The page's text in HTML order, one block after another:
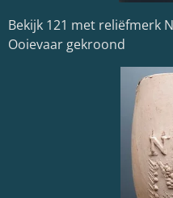
Bekijk 121 met reliëfmerk
Ooievaar gekroond